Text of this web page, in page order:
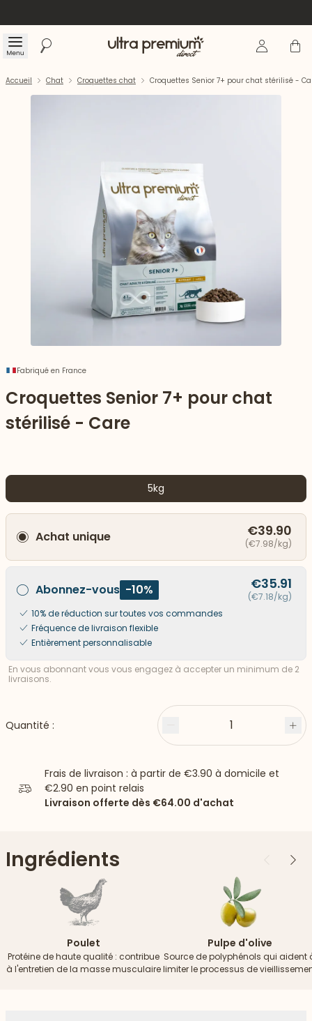
Menu Rechercher Accueil Se Panier
vers le bas
Accueil Chat Croquettes chat Croquettes Senior 7+ pour chat stérilisé -
Fabriqué en France
Croquettes Senior 7+ pour chat
stérilisé - Care
5kg
Achat unique €39.90
(€7.98/kg)
Abonnez-vous -10% €35.91
(€7.18/kg)
10% de réduction sur toutes vos commandes
Fréquence de livraison flexible
Entièrement personnalisable
En vous abonnant vous vous engagez à accepter un minimum de 2
livraisons.
Quantité : Moins 1
Frais de livraison : à partir de €3.90 à domicile et
€2.90 en point relais
Livraison offerte dès €64.00 d'achat
Ingrédients Précédent
Poulet
Protéine de haute qualité : contribue
à l'entretien de la masse musculaire
Pulpe d'olive
Source de polyphénols qui aident
limiter le processus de